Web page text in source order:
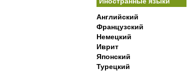
Английский
Французский
Немецкий
Иврит
Японский
Турецкий